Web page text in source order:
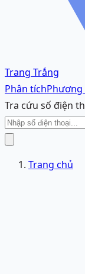
Trang Trắng
Phân tíchPhương
Tra cứu số điện
Trang chủ